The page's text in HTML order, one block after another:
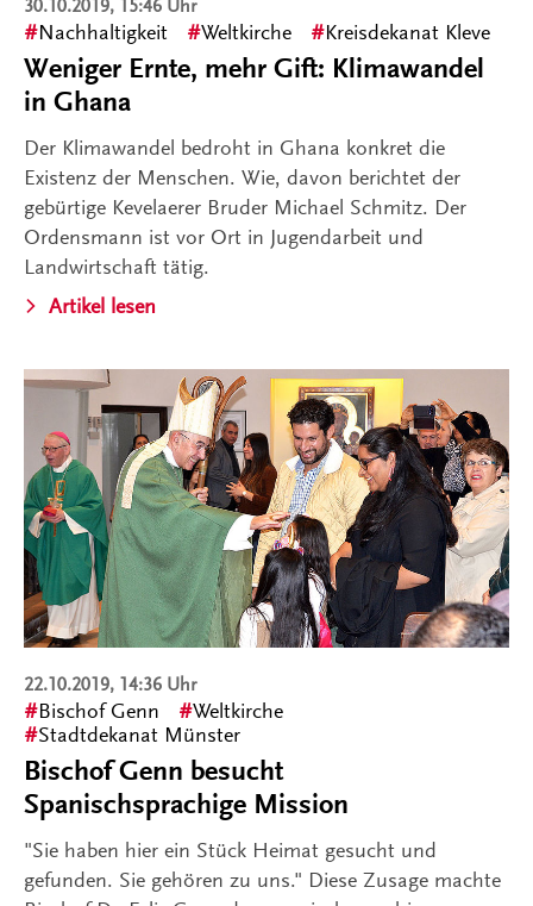
30.10.2019, 15:46 Uhr
Nachhaltigkeit Weltkirche Kreisdekanat Kleve
Weniger Ernte, mehr Gift: Klimawandel
in Ghana
Der Klimawandel bedroht in Ghana konkret die
Existenz der Menschen. Wie, davon berichtet der
gebürtige Kevelaerer Bruder Michael Schmitz. Der
Ordensmann ist vor Ort in Jugendarbeit und
Landwirtschaft tätig.
Artikel lesen
22.10.2019, 14:36 Uhr
Bischof Genn
Weltkirche
Stadtdekanat Münster
Bischof Genn besucht
Spanischsprachige Mission
"Sie haben hier ein Stück Heimat gesucht und
gefunden. Sie gehören zu uns." Diese Zusage machte